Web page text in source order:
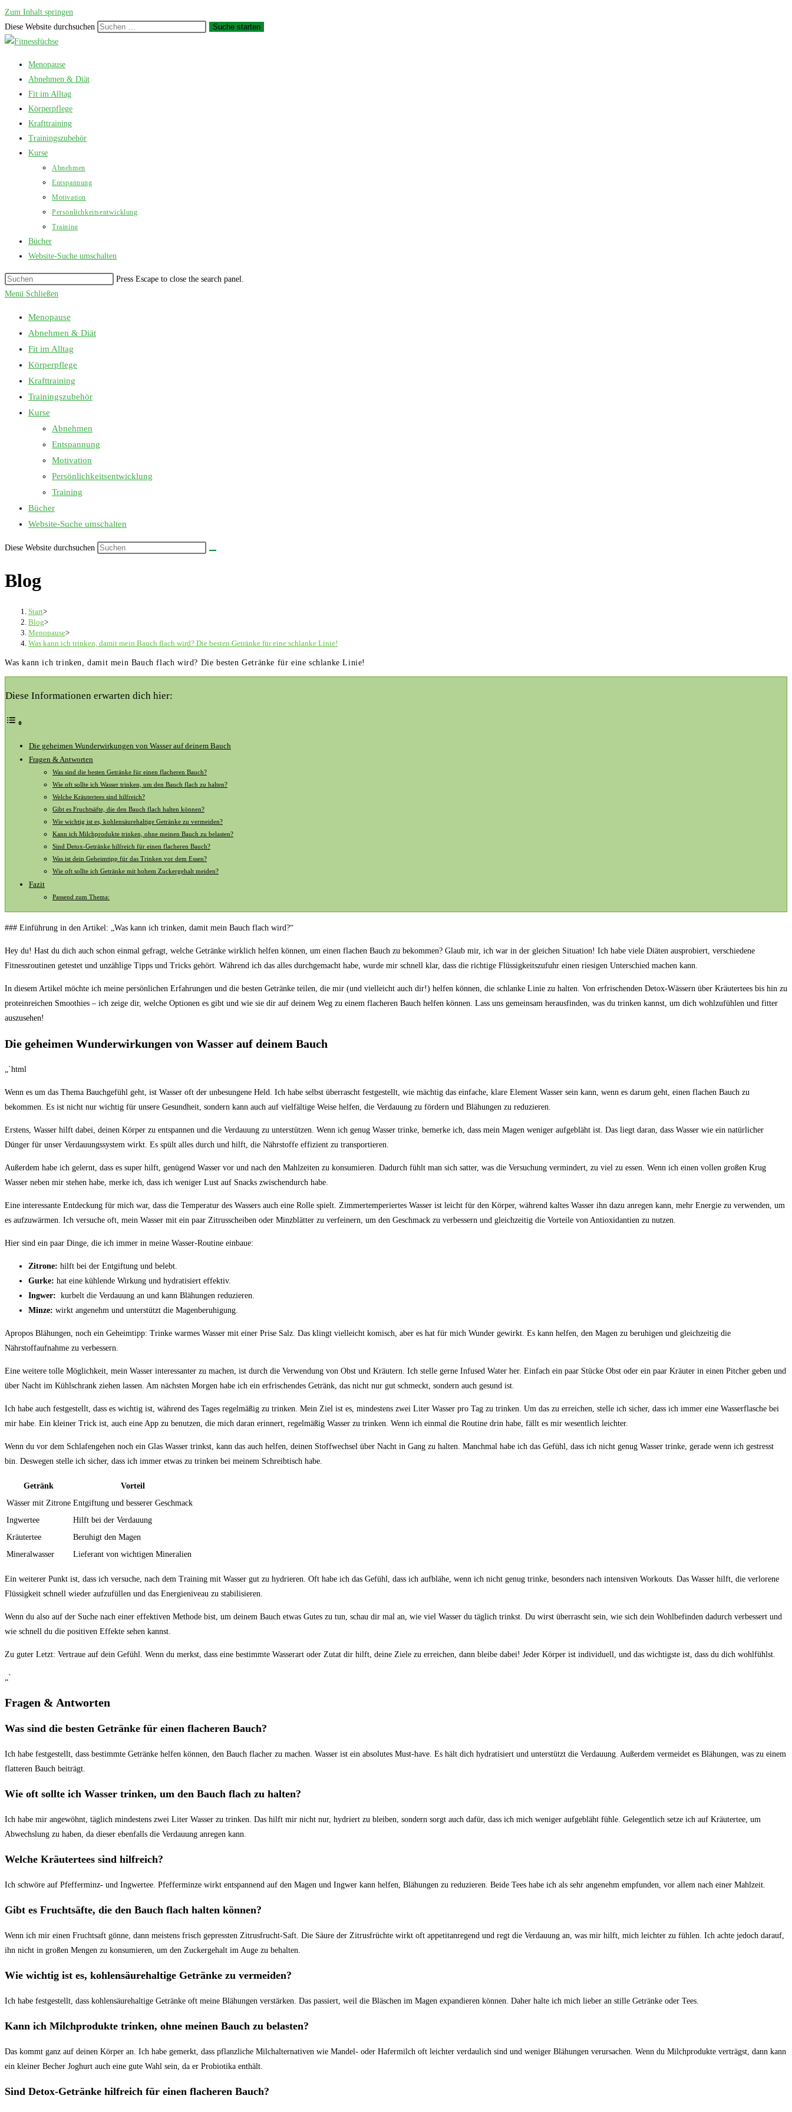
Zum Inhalt springen
Diese Website durchsuchen
Suche starten
Menopause
Abnehmen & Diät
Fit im Alltag
Körperpflege
Krafttraining
Trainingszubehör
Kurse
Abnehmen
Entspannung
Motivation
Persönlichkeitsentwicklung
Training
Bücher
Website-Suche umschalten
Press Escape to close the search panel.
Menü Schließen
Menopause
Abnehmen & Diät
Fit im Alltag
Körperpflege
Krafttraining
Trainingszubehör
Kurse
Abnehmen
Entspannung
Motivation
Persönlichkeitsentwicklung
Training
Bücher
Website-Suche umschalten
Diese Website durchsuchen
Blog
Start>
Blog>
Menopause>
Was kann ich trinken, damit mein Bauch flach wird? Die besten Getränke für eine schlanke Linie!
Was kann ich trinken, damit mein Bauch flach wird? Die besten Getränke für eine schlanke Linie!
Diese Informationen erwarten dich hier:
Die geheimen Wunderwirkungen ⁤von Wasser auf ​deinem Bauch
Fragen‍ & Antworten
Was sind die besten⁣ Getränke für einen flacheren Bauch?
Wie oft sollte ich ⁤Wasser trinken, um den Bauch​ flach‍ zu halten?
Welche Kräutertees sind‌ hilfreich?
Gibt ‌es Fruchtsäfte, die den Bauch flach halten können?
Wie ⁣wichtig ist es, kohlensäurehaltige Getränke zu vermeiden?
Kann ⁢ich Milchprodukte trinken, ohne meinen Bauch zu belasten?
Sind Detox-Getränke hilfreich für einen⁣ flacheren⁣ Bauch?
Was ist dein​ Geheimtipp ‌für das ‌Trinken vor dem ‌Essen?
Wie oft sollte ich Getränke mit ⁢hohem Zuckergehalt⁣ meiden?
Fazit
Passend zum Thema:
### Einführung in ​den Artikel: „Was kann ich trinken, damit mein Bauch flach wird?“
Hey ​du! ‌Hast du dich⁢ auch ​schon einmal gefragt, welche Getränke wirklich helfen können, um einen‍ flachen‍ Bauch​ zu bekommen? Glaub ​mir, ich war in der gleichen‍ Situation! ‍Ich ‌habe ⁤viele Diäten ausprobiert, verschiedene
Fitnessroutinen getestet und unzählige Tipps ⁣und Tricks gehört. ⁢Während ich das ⁣alles durchgemacht habe, wurde mir⁤ schnell klar, ​dass die⁤ richtige‍ Flüssigkeitszufuhr einen​ riesigen Unterschied machen ​kann.
In diesem ⁢Artikel möchte ich meine⁢ persönlichen ⁣Erfahrungen und die besten Getränke teilen, die mir (und ‌vielleicht‌ auch ‌dir!) helfen können, ⁤die schlanke⁢ Linie zu‍ halten. Von ⁣erfrischenden Detox-Wässern⁣ über Kräutertees bis hin ⁣zu
⁢proteinreichen Smoothies – ich ⁢zeige dir, welche Optionen es gibt⁤ und wie sie dir auf deinem ⁢Weg zu einem flacheren Bauch helfen können.⁣ Lass ‍uns gemeinsam herausfinden,⁤ was du trinken ​kannst, um dich wohlzufühlen und fitter
⁣auszusehen!
Die geheimen Wunderwirkungen ⁤von Wasser auf ​deinem Bauch
„`html
Wenn es um das‍ Thema Bauchgefühl geht, ist Wasser oft⁢ der unbesungene Held.⁣ Ich habe selbst überrascht festgestellt,⁢ wie⁤ mächtig das​ einfache, klare Element Wasser ‍sein⁢ kann, wenn es​ darum geht, einen flachen Bauch zu
bekommen. Es ist nicht nur wichtig für unsere Gesundheit, sondern kann ‌auch auf vielfältige ‌Weise ‍helfen,‌ die Verdauung zu⁢ fördern und‍ Blähungen ⁣zu reduzieren.
Erstens, Wasser hilft dabei, ‌deinen Körper zu entspannen und die ⁣Verdauung zu unterstützen.​ Wenn‍ ich genug⁣ Wasser trinke,‌ bemerke ich, ‍dass⁤ mein Magen weniger aufgebläht ist. ‌Das liegt daran, dass Wasser wie ein natürlicher
Dünger ​für ⁣unser Verdauungssystem‌ wirkt. Es spült alles durch und hilft, die Nährstoffe effizient zu‌ transportieren.
Außerdem habe ich gelernt, dass es super hilft, genügend Wasser vor und⁢ nach den Mahlzeiten‌ zu konsumieren.‌ Dadurch fühlt man sich satter,⁣ was ⁣die Versuchung vermindert, zu viel zu essen. Wenn ich ​einen vollen‌ großen Krug
Wasser neben ⁣mir stehen habe, ⁤merke ​ich, dass ich ⁢weniger Lust auf⁢ Snacks zwischendurch habe. ⁣
Eine⁤ interessante Entdeckung für mich war, dass ​die Temperatur des Wassers auch eine Rolle ​spielt. Zimmertemperiertes ​Wasser ist leicht für ⁣den Körper, während kaltes Wasser ihn dazu anregen kann,⁤ mehr Energie zu verwenden, um‍
es aufzuwärmen. Ich versuche oft, mein Wasser mit ‌ein paar Zitrusscheiben oder Minzblätter zu verfeinern, um den Geschmack zu ⁣verbessern und gleichzeitig die ⁣Vorteile ⁣von Antioxidantien zu nutzen.
Hier sind‍ ein paar Dinge, die ich⁢ immer in meine ‌Wasser-Routine ⁢einbaue:
Zitrone: ​hilft‍ bei⁢ der Entgiftung⁣ und belebt.
Gurke: hat eine⁣ kühlende Wirkung⁢ und⁤ hydratisiert effektiv.
Ingwer: ‍ kurbelt die Verdauung an und kann Blähungen reduzieren.
Minze: ⁢wirkt angenehm und‌ unterstützt die⁤ Magenberuhigung.
Apropos⁢ Blähungen, noch ein⁢ Geheimtipp: Trinke warmes Wasser mit einer Prise Salz. Das klingt ​vielleicht komisch, aber es ⁤hat für mich Wunder gewirkt. Es kann helfen, den Magen zu beruhigen und gleichzeitig die
Nährstoffaufnahme zu verbessern.
Eine ⁤weitere ⁢tolle Möglichkeit, mein Wasser‌ interessanter zu machen, ist durch die Verwendung von Obst⁤ und Kräutern. ⁢Ich​ stelle gerne Infused Water‍ her. ⁣Einfach ein⁢ paar Stücke Obst oder ein ​paar Kräuter in einen⁢ Pitcher geben und
über Nacht im Kühlschrank ziehen ‍lassen. Am nächsten Morgen ‌habe ich ein ⁢erfrischendes ‌Getränk, das nicht nur gut schmeckt,⁣ sondern auch​ gesund ist.
Ich‍ habe auch festgestellt, ​dass ‌es wichtig ist, während des Tages regelmäßig zu trinken. ⁢Mein Ziel ist es, mindestens⁢ zwei Liter Wasser ⁢pro⁣ Tag ​zu ‍trinken. Um das zu erreichen, stelle ich sicher, dass ich immer eine Wasserflasche bei
mir habe. ‍Ein kleiner Trick ist,‍ auch eine App zu ⁢benutzen, die⁤ mich ‌daran erinnert, regelmäßig ⁤Wasser ⁢zu‍ trinken. Wenn ich einmal die‌ Routine ⁣drin habe, fällt ⁣es mir wesentlich ⁤leichter.
Wenn du vor dem Schlafengehen noch ein Glas Wasser trinkst, kann​ das auch⁢ helfen, deinen Stoffwechsel über Nacht in Gang zu⁤ halten. Manchmal⁤ habe ich das Gefühl, ⁤dass‌ ich nicht⁢ genug Wasser trinke, gerade wenn ich gestresst
bin. Deswegen stelle ich ‌sicher, dass ‌ich immer etwas zu trinken bei meinem Schreibtisch habe.
Getränk
Vorteil
Wässer mit Zitrone Entgiftung und besserer Geschmack
Ingwertee
Hilft bei der Verdauung
Kräutertee
Beruhigt den Magen
Mineralwasser
Lieferant von wichtigen​ Mineralien
Ein​ weiterer Punkt ist, dass ich⁢ versuche, nach dem Training ​mit Wasser‌ gut zu hydrieren. Oft habe ‍ich das Gefühl, ⁤dass ich‍ aufblähe, wenn ich nicht genug trinke, besonders nach intensiven Workouts. Das⁣ Wasser ​hilft, die verlorene
Flüssigkeit schnell wieder aufzufüllen und ⁤das Energieniveau ‌zu ‍stabilisieren.
Wenn du​ also ​auf der Suche nach einer effektiven ⁤Methode ⁤bist,⁤ um deinem Bauch etwas ‍Gutes zu tun, schau dir⁢ mal an,⁤ wie⁤ viel Wasser du ‌täglich ⁣trinkst. Du wirst⁤ überrascht sein, wie sich dein‌ Wohlbefinden dadurch verbessert ‍und
⁢wie schnell du die positiven Effekte​ sehen ⁣kannst.
Zu ‍guter‌ Letzt: Vertraue auf dein Gefühl. Wenn du merkst, dass‌ eine bestimmte Wasserart oder Zutat dir‌ hilft,​ deine ⁣Ziele​ zu erreichen, dann ⁣bleibe ‍dabei! Jeder Körper ist individuell, und⁣ das wichtigste‍ ist, dass du dich wohlfühlst.
„`
Fragen‍ & Antworten
Was sind die besten⁣ Getränke für einen flacheren Bauch?
Ich habe festgestellt, dass⁤ bestimmte Getränke⁣ helfen⁢ können, den⁤ Bauch​ flacher zu machen. Wasser ist ein absolutes ‍Must-have.⁢ Es‍ hält dich hydratisiert und unterstützt die Verdauung. Außerdem vermeidet es Blähungen, was zu einem‌
flatteren Bauch beiträgt.
Wie oft sollte ich ⁤Wasser trinken, um den Bauch​ flach‍ zu halten?
Ich⁢ habe mir angewöhnt,‌ täglich mindestens zwei ​Liter Wasser zu ⁤trinken. Das hilft mir nicht nur, hydriert zu bleiben,​ sondern sorgt auch dafür, dass ich mich weniger aufgebläht fühle. Gelegentlich​ setze ich auf Kräutertee, ⁢um
Abwechslung zu haben, da ‌dieser ebenfalls die Verdauung anregen kann.
Welche Kräutertees sind‌ hilfreich?
Ich schwöre auf Pfefferminz- und Ingwertee. Pfefferminze‍ wirkt ⁢entspannend auf den ⁤Magen und Ingwer kann helfen, Blähungen zu reduzieren. Beide Tees habe ich als sehr angenehm empfunden, vor allem‍ nach einer Mahlzeit.
Gibt ‌es Fruchtsäfte, die den Bauch flach halten können?
Wenn ich mir einen ⁣Fruchtsaft gönne,⁢ dann meistens frisch gepressten Zitrusfrucht-Saft.​ Die Säure⁢ der ‌Zitrusfrüchte wirkt ⁣oft ​appetitanregend und regt​ die Verdauung an,‌ was mir ⁤hilft,​ mich leichter zu‌ fühlen. Ich achte jedoch darauf,
ihn nicht in großen Mengen​ zu konsumieren, um den Zuckergehalt⁢ im Auge zu behalten.
Wie ⁣wichtig ist es, kohlensäurehaltige Getränke zu vermeiden?
Ich habe festgestellt, dass ⁢kohlensäurehaltige Getränke⁤ oft meine ‌Blähungen verstärken. Das passiert, ​weil die ‍Bläschen im Magen expandieren können. ⁣Daher​ halte ich mich lieber an stille Getränke oder Tees.
Kann ⁢ich Milchprodukte trinken, ohne meinen Bauch zu belasten?
Das kommt ganz auf deinen Körper an. Ich habe⁤ gemerkt,‍ dass pflanzliche Milchalternativen ‌wie Mandel- ⁣oder Hafermilch oft ​leichter verdaulich⁢ sind und weniger Blähungen verursachen.‍ Wenn‌ du Milchprodukte ‍verträgst, dann kann
ein kleiner Becher Joghurt ⁣auch eine gute ⁢Wahl sein, da er Probiotika ⁤enthält.
Sind Detox-Getränke hilfreich für einen⁣ flacheren⁣ Bauch?